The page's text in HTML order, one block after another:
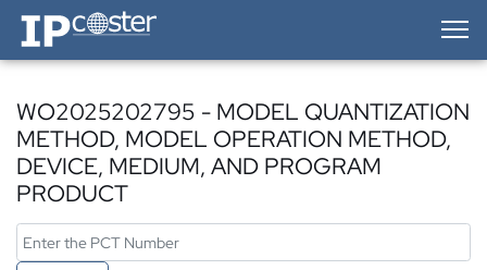
IP-Coster — Home
WO2025202795 - MODEL QUANTIZATION
METHOD, MODEL OPERATION METHOD,
DEVICE, MEDIUM, AND PROGRAM
PRODUCT